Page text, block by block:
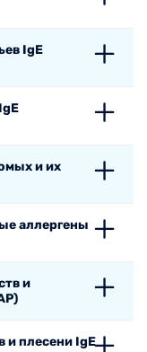
IgE
и их
аллергены
и
и плесени IgE